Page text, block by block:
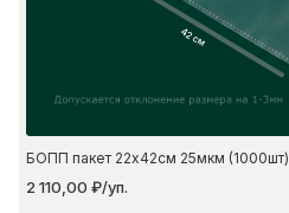
42 см
БОПП пакет 22х42см 25мкм (1000шт)
2 110,00 ₽/уп.